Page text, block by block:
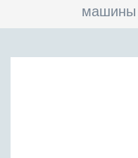
машины